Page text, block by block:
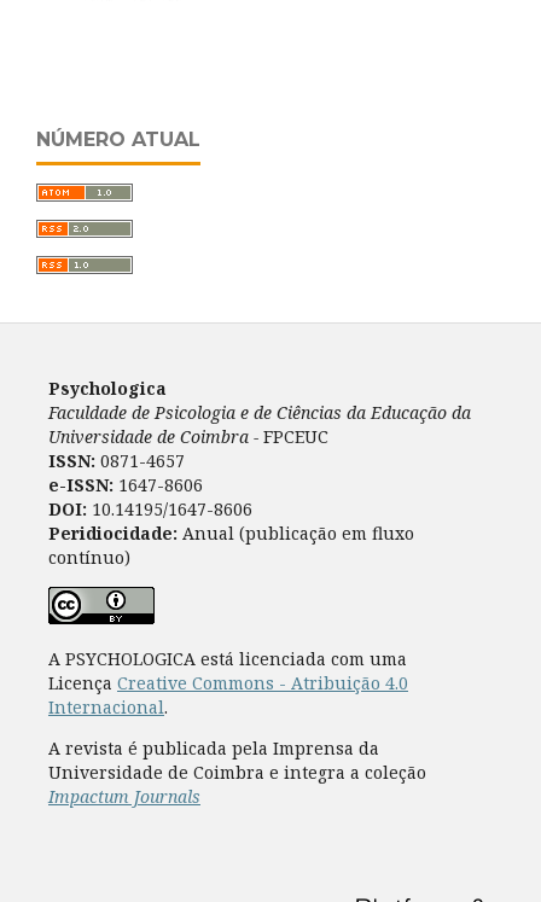
NÚMERO ATUAL
Psychologica
Faculdade de Psicologia e de Ciências da Educação da
Universidade de Coimbra - FPCEUC
ISSN: 0871-4657
e-ISSN: 1647-8606
DOI: 10.14195/1647-8606
Peridiocidade: Anual (publicação em fluxo
contínuo)
A PSYCHOLOGICA está licenciada com uma
Licença Creative Commons - Atribuição 4.0
Internacional.
A revista é publicada pela Imprensa da
Universidade de Coimbra e integra a coleção
Impactum Journals